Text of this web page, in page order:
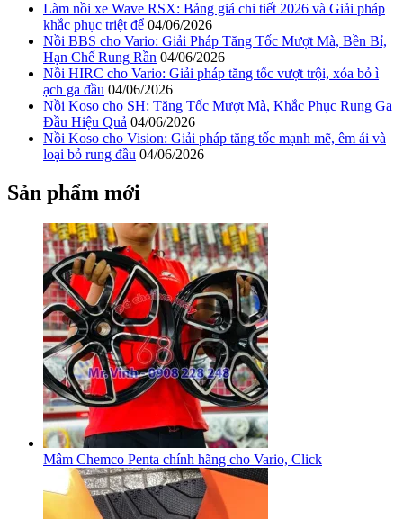
Làm nồi xe Wave RSX: Bảng giá chi tiết 2026 và Giải pháp
khắc phục triệt để 04/06/2026
Nồi BBS cho Vario: Giải Pháp Tăng Tốc Mượt Mà, Bền Bỉ,
Hạn Chế Rung Rần 04/06/2026
Nồi HIRC cho Vario: Giải pháp tăng tốc vượt trội, xóa bỏ ì
ạch ga đầu 04/06/2026
Nồi Koso cho SH: Tăng Tốc Mượt Mà, Khắc Phục Rung Ga
Đầu Hiệu Quả 04/06/2026
Nồi Koso cho Vision: Giải pháp tăng tốc mạnh mẽ, êm ái và
loại bỏ rung đầu 04/06/2026
Sản phẩm mới
Mâm Chemco Penta chính hãng cho Vario, Click